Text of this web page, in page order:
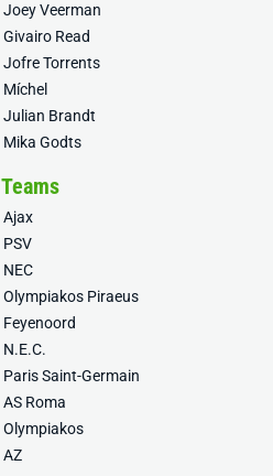
Joey Veerman
Givairo Read
Jofre Torrents
Míchel
Julian Brandt
Mika Godts
Teams
Ajax
PSV
NEC
Olympiakos Piraeus
Feyenoord
N.E.C.
Paris Saint-Germain
AS Roma
Olympiakos
AZ